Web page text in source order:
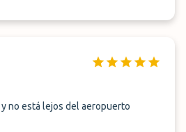
no está lejos del aeropuerto